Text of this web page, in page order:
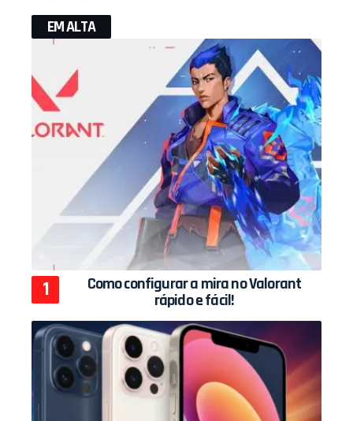
EM ALTA
Como configurar a mira no Valorant
rápido e fácil!